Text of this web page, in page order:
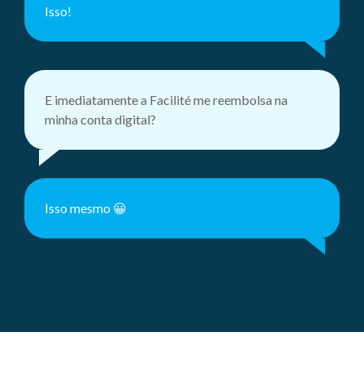
Isso!
E imediatamente a Facilité me reembolsa na
minha conta digital?
Isso mesmo 😀